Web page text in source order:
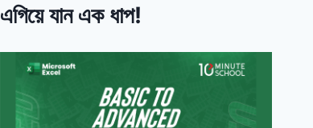
এগিয়ে যান এক ধাপ!